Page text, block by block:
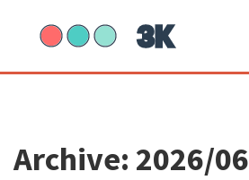
Archive: 2026/06